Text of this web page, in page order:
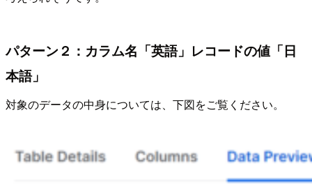
パターン２：カラム名「英語」レコードの値「日
本語」
対象のデータの中身については、下図をご覧ください。